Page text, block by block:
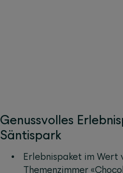
Genussvolles
Säntispark
Erlebnispaket im Wert
Themenzimmer